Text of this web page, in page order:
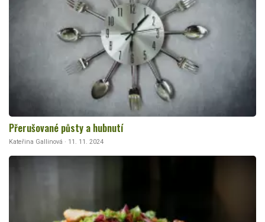
Přerušované půsty a hubnutí
Kateřina Gallinová · 11. 11. 2024